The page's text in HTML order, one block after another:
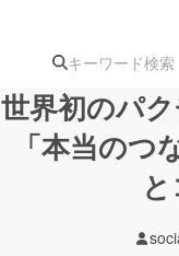
注目のリ 注
世界初のパ
「本当の